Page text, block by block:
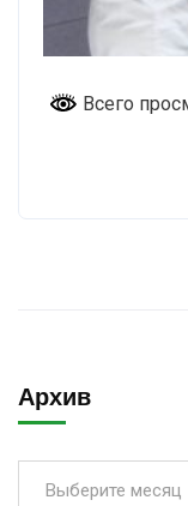
Всего
Архив
Выберите месяц